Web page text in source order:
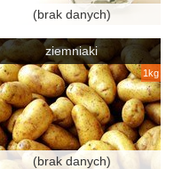
(brak danych)
ziemniaki
1kg
(brak danych)